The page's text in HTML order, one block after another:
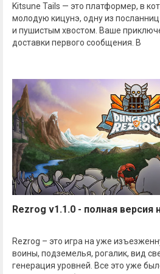
Kitsune Tails — это платформер, в
молодую кицунэ, одну из
и пушистым хвостом. Ваше
доставки первого сообщения. В
Rezrog v1.1.0 - полная версия
Rezrog – это игра на уже
воины, подземелья, рогалик, вид
генерация уровней. Все это уже